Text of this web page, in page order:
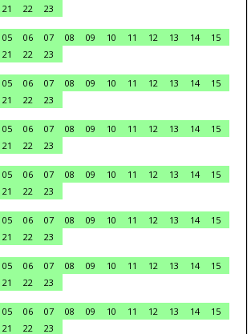
21 22
23
05 06 07 08 09 10 11 12 13 14
15
21 22
23
05 06 07 08 09 10 11 12 13 14
15
21 22
23
05 06 07 08 09 10 11 12 13 14
15
21 22
23
05 06 07 08 09 10 11 12 13 14
15
21 22
23
05 06 07 08 09 10 11 12 13 14
15
21 22
23
05 06 07 08 09 10 11 12 13 14
15
21 22
23
05 06 07 08 09 10 11 12 13 14
15
21 22
23